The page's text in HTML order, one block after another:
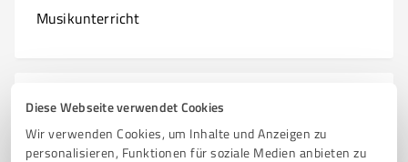
Diese Webseite verwendet Cookies
Wir verwenden Cookies, um Inhalte und Anzeigen zu
personalisieren, Funktionen für soziale Medien anbieten zu
Musikunterricht
N
Natur & Umwelt